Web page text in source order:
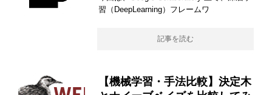
習（DeepLearning）フレームワ
記事を読む
【機械学習・手法比較】決定木